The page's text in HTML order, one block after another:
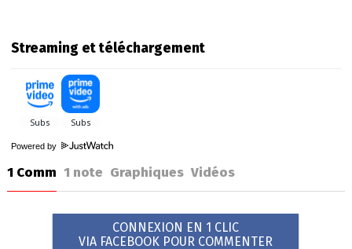
Streaming et téléchargement
Powered by
1 Comm 1 note Graphiques Vidéos
CONNEXION EN 1 CLIC
VIA FACEBOOK POUR COMMENTER